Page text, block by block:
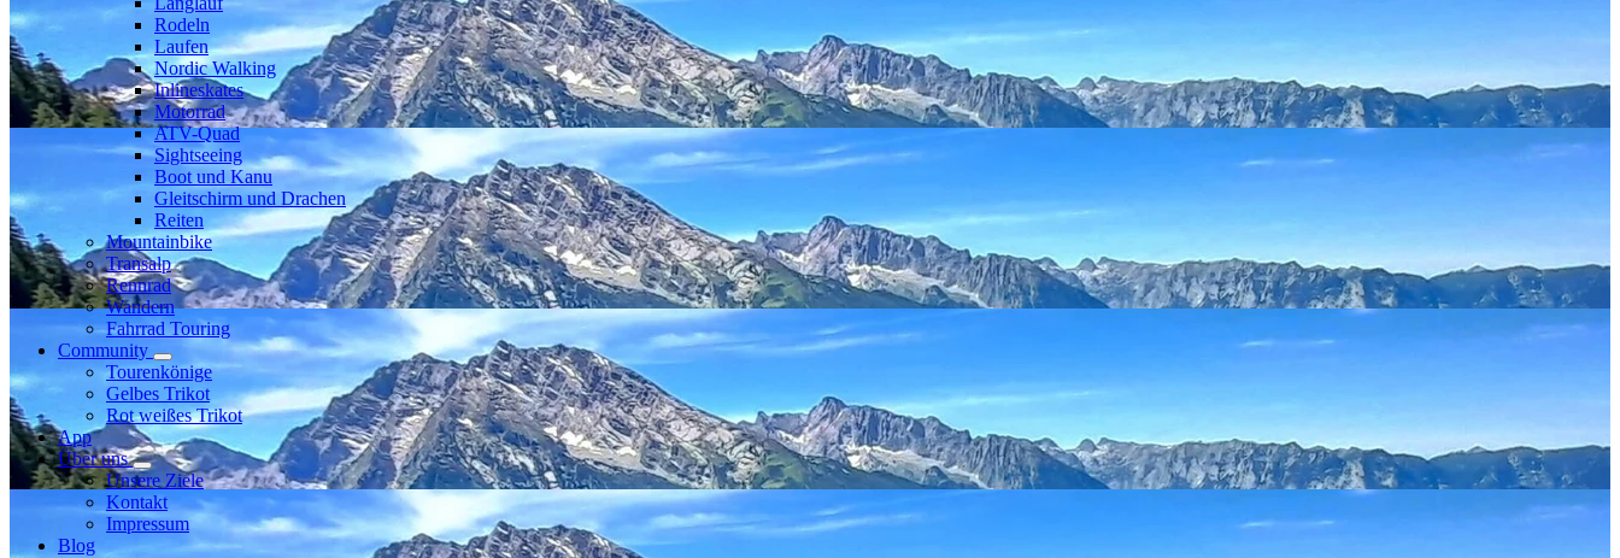
Rodeln
Laufen
Nordic Walking
Inlineskates
Motorrad
ATV-Quad
Sightseeing
Boot und Kanu
Gleitschirm und Drachen
Reiten
Mountainbike
Transalp
Rennrad
Wandern
Fahrrad Touring
Community
Tourenkönige
Gelbes Trikot
Rot weißes Trikot
App
Über uns
Unsere Ziele
Kontakt
Impressum
Blog